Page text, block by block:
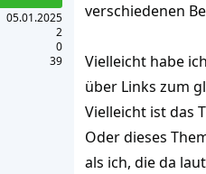
05.01.2025
2
0
39
verschiedenen
Vielleicht habe
über Links zum
Vielleicht ist das
Oder dieses
als ich, die da